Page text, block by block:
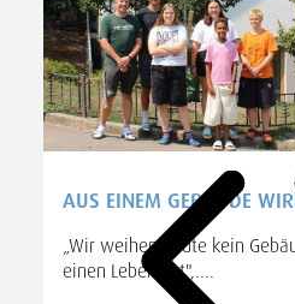
AUS EINEM GEBÄUDE
„Wir weihen heute kein
einen Lebensort",....